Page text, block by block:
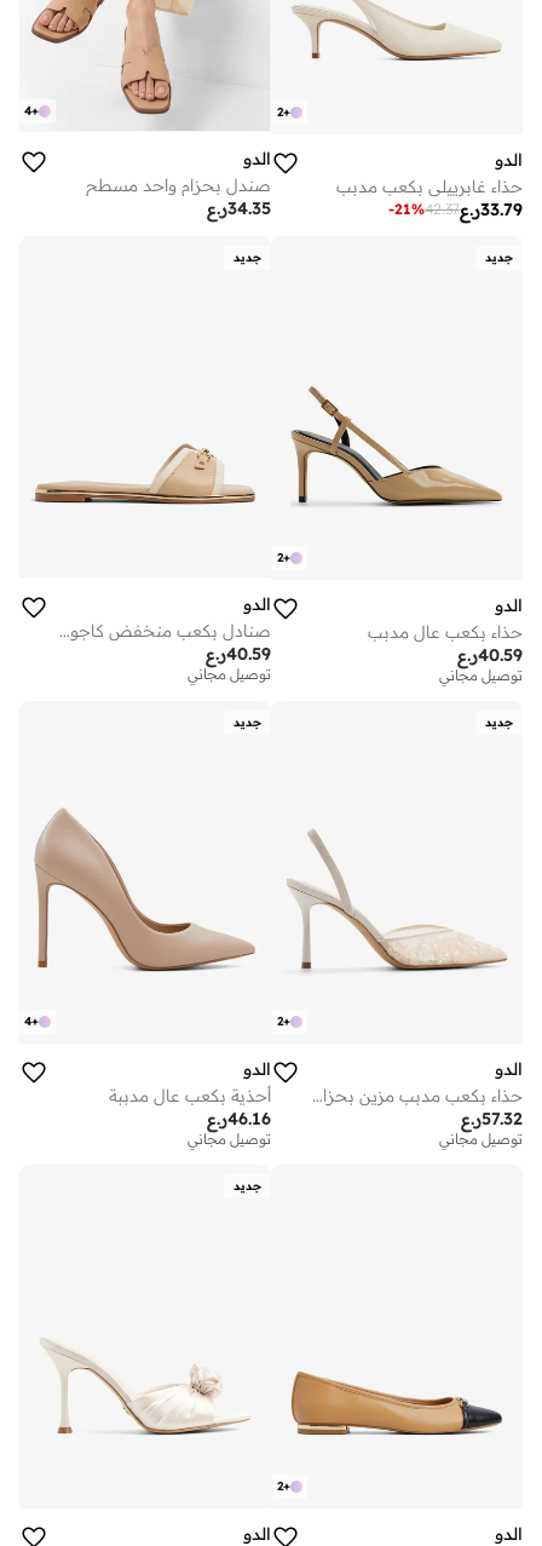
+
2
الدو
حذاء غابرييلي بكعب مدبب
ر.ع33.79
42.37
-21%
+
4
الدو
صندل بحزام واحد مسطح
ر.ع34.35
جديد
+
2
الدو
حذاء بكعب عالٍ مدبب
ر.ع40.59
توصيل مجاني
جديد
الدو
صنادل بكعب منخفض كاجوال
ر.ع40.59
توصيل مجاني
جديد
+
2
الدو
حذاء بكعب مدبب مزين بحزام للكاحل
ر.ع57.32
توصيل مجاني
جديد
+
4
الدو
أحذية بكعب عالٍ مدببة
ر.ع46.16
توصيل مجاني
+
2
الدو
جديد
الدو